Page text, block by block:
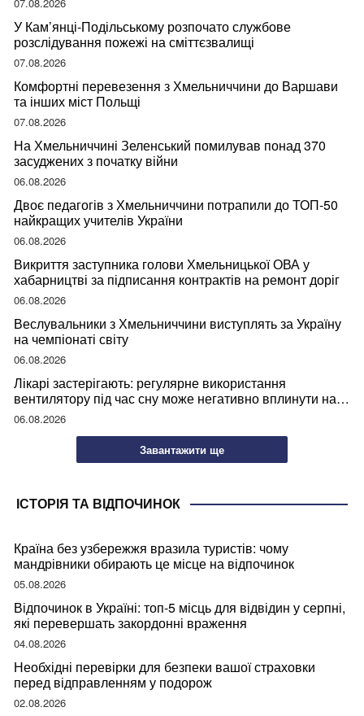
У Кам’янці-Подільському розпочато службове
розслідування пожежі на сміттєзвалищі
07.08.2026
Комфортні перевезення з Хмельниччини до Варшави
та інших міст Польщі
07.08.2026
На Хмельниччині Зеленський помилував понад 370
засуджених з початку війни
06.08.2026
Двоє педагогів з Хмельниччини потрапили до ТОП-50
найкращих учителів України
06.08.2026
Викриття заступника голови Хмельницької ОВА у
хабарництві за підписання контрактів на ремонт доріг
06.08.2026
Веслувальники з Хмельниччини виступлять за Україну
на чемпіонаті світу
06.08.2026
Лікарі застерігають: регулярне використання
вентилятору під час сну може негативно вплинути на
ваше здоров’я
06.08.2026
Завантажити ще
ІСТОРІЯ ТА ВІДПОЧИНОК
Країна без узбережжя вразила туристів: чому
мандрівники обирають це місце на відпочинок
05.08.2026
Відпочинок в Україні: топ-5 місць для відвідин у серпні,
які перевершать закордонні враження
04.08.2026
Необхідні перевірки для безпеки вашої страховки
перед відправленням у подорож
02.08.2026